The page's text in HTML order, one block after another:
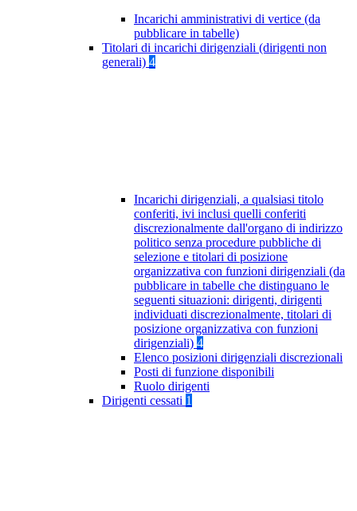
Incarichi amministrativi di vertice (da
pubblicare in tabelle)
Titolari di incarichi dirigenziali (dirigenti non
generali) 4
Incarichi dirigenziali, a qualsiasi titolo
conferiti, ivi inclusi quelli conferiti
discrezionalmente dall'organo di indirizzo
politico senza procedure pubbliche di
selezione e titolari di posizione
organizzativa con funzioni dirigenziali (da
pubblicare in tabelle che distinguano le
seguenti situazioni: dirigenti, dirigenti
individuati discrezionalmente, titolari di
posizione organizzativa con funzioni
dirigenziali) 4
Elenco posizioni dirigenziali discrezionali
Posti di funzione disponibili
Ruolo dirigenti
Dirigenti cessati 1